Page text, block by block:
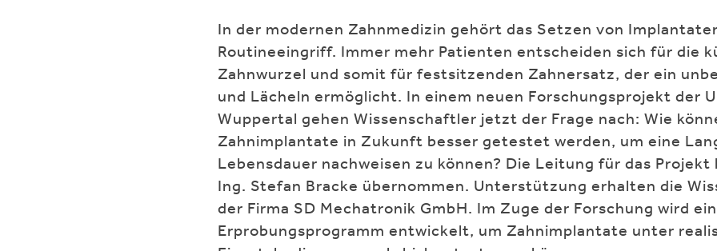
In der modernen Zahnmedizin gehört das Setzen von
Routineeingriff. Immer mehr Patienten entscheiden sich für die
Zahnwurzel und somit für festsitzenden Zahnersatz, der ein
und Lächeln ermöglicht. In einem neuen Forschungsprojekt der
Wuppertal gehen Wissenschaftler jetzt der Frage nach: Wie
Zahnimplantate in Zukunft besser getestet werden, um eine
Lebensdauer nachweisen zu können? Die Leitung für das
Ing. Stefan Bracke übernommen. Unterstützung erhalten die
der Firma SD Mechatronik GmbH. Im Zuge der Forschung wird
Erprobungsprogramm entwickelt, um Zahnimplantate unter